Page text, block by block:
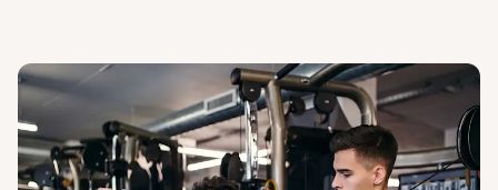
ComparatifRCPro
Un bon partenaire financier est essentiel à votre
activité.
Ensavoir plus